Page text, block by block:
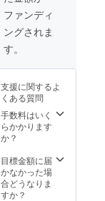
ン品は
同梱に
て発送
いたし
予定日
は2020
年4月1
日です
が、発
送準備
いたし
ます
い （ハ
ンドル
ネーム
便局よ
り返送
されて
しま
い、お
届けが
※複数の
ご支援
をいた
ン品の
一例で
す ※お
所は、
番地以
下まで
忘れず
に入力
してく
先のお
名前
は、本
形、大
きさ、
色はお
ます。
別価
格
10,000
円
（税・
込）
➡
9,000円
（税・
ファンディ
ングされま
す。
支援に関するよ
くある質問
手数料はいく
らかかります
か？
目標金額に届
かなかった場
合どうなりま
すか？